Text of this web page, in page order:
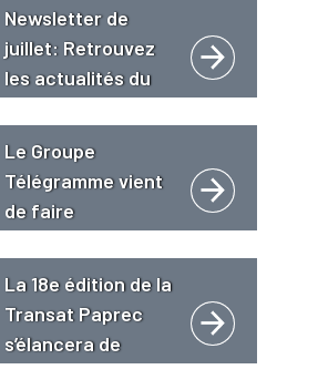
Newsletter de
juillet: Retrouvez
les actualités du
Le Groupe
Télégramme vient
de faire
Grand Bé **** Hôtel
Restaurant Spa
Golden Tulip » à
La 18e édition de la
Transat Paprec
s’élancera de